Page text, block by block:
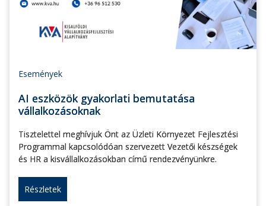
Események
AI eszközök gyakorlati bemutatása
vállalkozásoknak
Tisztelettel meghívjuk Önt az Üzleti Környezet Fejlesztési
Programmal kapcsolódóan szervezett Vezetői készségek
és HR a kisvállalkozásokban című rendezvényünkre.
Részletek